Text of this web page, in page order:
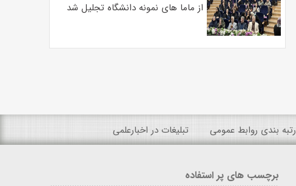
از ماما های نمونه دانشگاه تجلیل شد
رتبه بندی روابط عمومی تبلیغات در اخبارعلمی
برچسب های پر استفاده